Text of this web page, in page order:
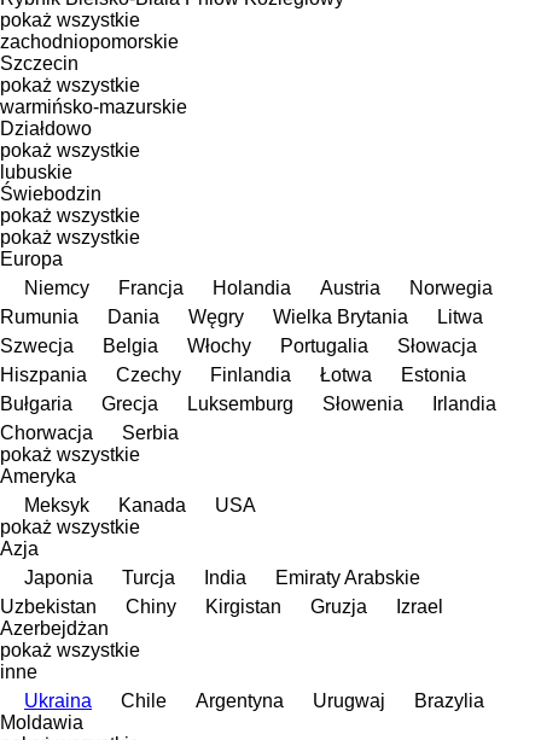
pokaż wszystkie
zachodniopomorskie
Szczecin
pokaż wszystkie
warmińsko-mazurskie
Działdowo
pokaż wszystkie
lubuskie
Świebodzin
pokaż wszystkie
pokaż wszystkie
Europa
Niemcy
Francja Holandia Austria
Norwegia
Rumunia
Dania Węgry Wielka Brytania
Litwa
Szwecja
Belgia Włochy Portugalia
Słowacja
Hiszpania
Czechy Finlandia Łotwa
Estonia
Bułgaria
Grecja Luksemburg Słowenia
Irlandia
Chorwacja
Serbia
pokaż wszystkie
Ameryka
Meksyk
Kanada
USA
pokaż wszystkie
Azja
Japonia
Turcja India
Emiraty Arabskie
Uzbekistan
Chiny Kirgistan Gruzja
Izrael
Azerbejdżan
pokaż wszystkie
inne
Ukraina
Chile Argentyna Urugwaj
Brazylia
Moldawia